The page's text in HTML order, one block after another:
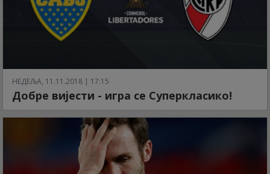
НЕДЕЉА, 11.11.2018 | 17:15
Добре вијести - игра се Суперкласико!